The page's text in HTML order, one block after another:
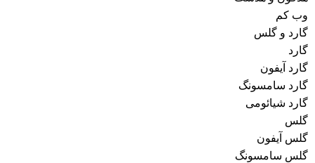
وب کم
گارد و گلس
گارد
گارد آیفون
گارد سامسونگ
گارد شیائومی
گلس
گلس آیفون
گلس سامسونگ